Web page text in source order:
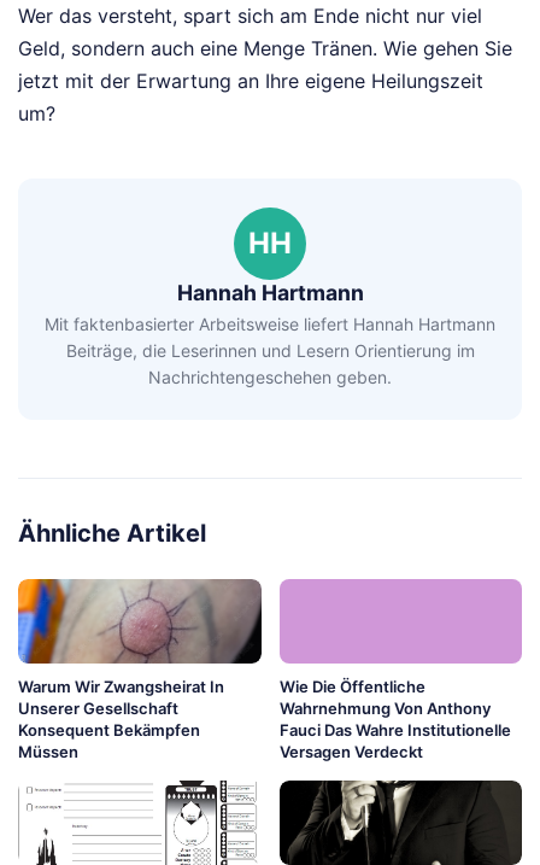
Wer das versteht, spart sich am Ende nicht nur viel
Geld, sondern auch eine Menge Tränen. Wie gehen Sie
jetzt mit der Erwartung an Ihre eigene Heilungszeit
um?
HH
Hannah Hartmann
Mit faktenbasierter Arbeitsweise liefert Hannah Hartmann
Beiträge, die Leserinnen und Lesern Orientierung im
Nachrichtengeschehen geben.
Ähnliche Artikel
Warum Wir Zwangsheirat In
Unserer Gesellschaft
Konsequent Bekämpfen
Müssen
Wie Die Öffentliche
Wahrnehmung Von Anthony
Fauci Das Wahre Institutionelle
Versagen Verdeckt